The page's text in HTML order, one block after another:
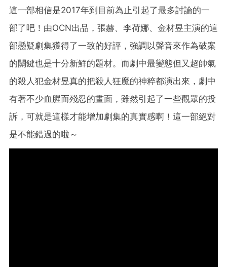
這一部相信是2017年到目前為止引起了最多討論的一
部了吧！由OCN出品，張赫、李荷娜、金材昱主演的這
部懸疑劇集獲得了一致的好評，強調以聲音來作為破案
的關鍵也是十分新鮮的題材。而劇中最變態但又超帥氣
的殺人犯金材昱真的把殺人狂魔的神粹都演出來，劇中
有著不少血腥而殘忍的畫面，雖然引起了一些觀眾的投
訴，可就是這樣才能增加劇集的真實感啊！這一部絕對
是不能錯過的啦～